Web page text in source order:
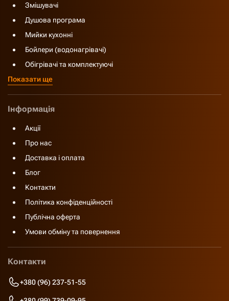
Змішувачі
Душова програма
Мийки кухонні
Бойлери (водонагрівачі)
Обігрівачі та комплектуючі
Показати ще
Інформація
Акції
Про нас
Доставка і оплата
Блог
Контакти
Політика конфіденційності
Публічна оферта
Умови обміну та повернення
Контакти
+380 (96) 237-51-55